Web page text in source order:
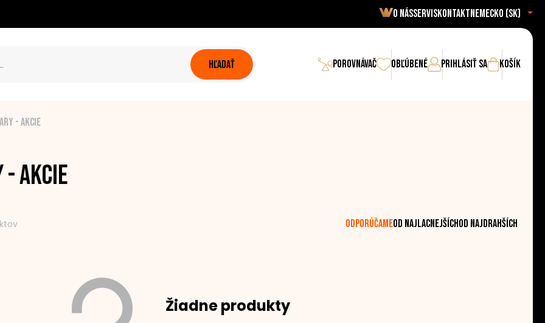
O násServisKontaktNemecko (sk)
HĽADAŤ Porovnávač Obľúbené Prihlásiť sa Košík
- akcie
- akcie
odporúčameod najlacnejšíchod najdrahších
Žiadne produkty